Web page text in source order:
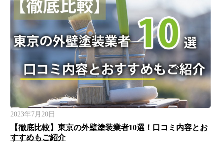
2023年7月20日
【徹底比較】東京の外壁塗装業者10選！口コミ内容とお
すすめもご紹介